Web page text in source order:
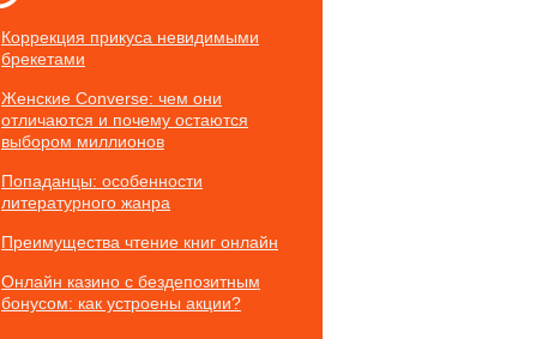
Коррекция прикуса невидимыми
брекетами
Женские Converse: чем они
отличаются и почему остаются
выбором миллионов
Попаданцы: особенности
литературного жанра
Преимущества чтение книг онлайн
Онлайн казино с бездепозитным
бонусом: как устроены акции?